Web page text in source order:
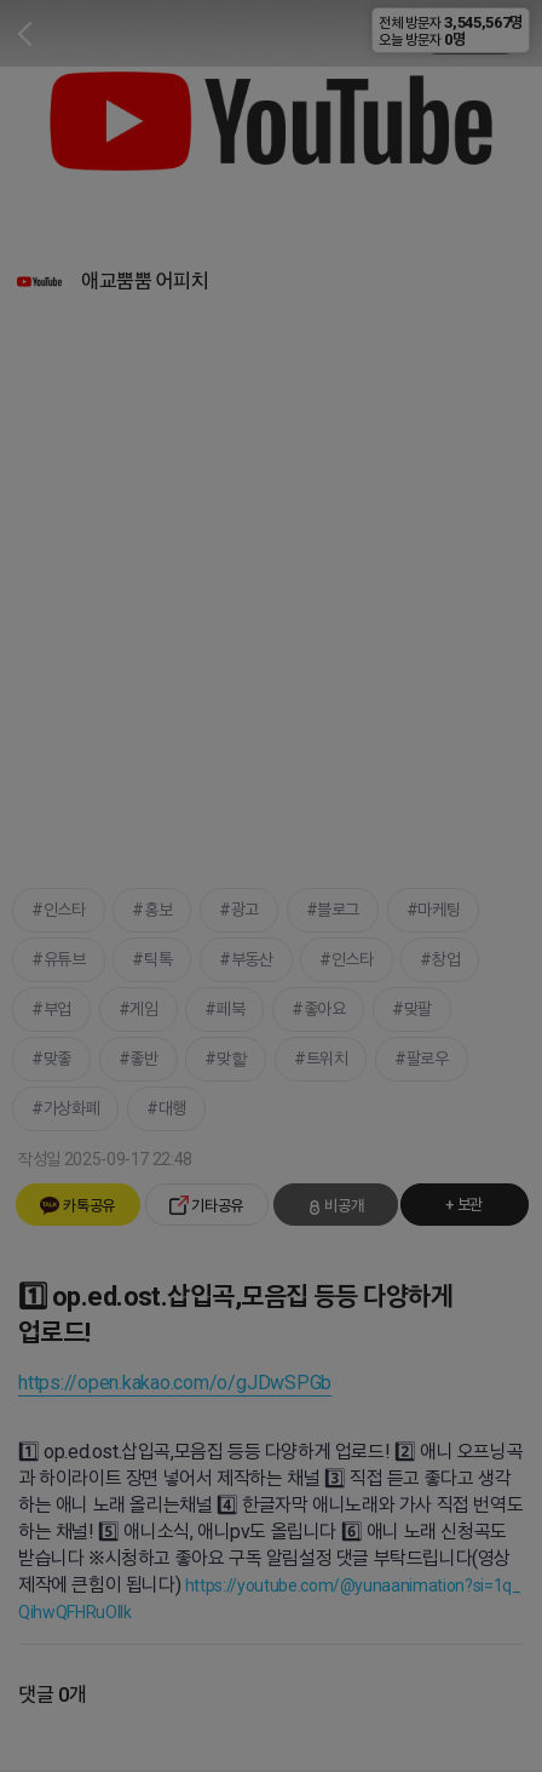
비공개
애교뿜뿜 어피치
인스타 홍보 광고 블로그 마케팅
유튜브 틱톡 부동산 인스타 창업
부업 게임 페북 좋아요 맞팔
맞좋 좋반 맞핱 트위치 팔로우
가상화폐 대행
작성일 2025-09-17 22:48
카톡공유 기타공유 비공개 + 보관
1️⃣ op.ed.ost.삽입곡,모음집 등등 다양하게
업로드!
https://open.kakao.com/o/gJDwSPGb
1️⃣ op.ed.ost.삽입곡,모음집 등등 다양하게 업로드! 2️⃣ 애니 오프닝곡
과 하이라이트 장면 넣어서 제작하는 채널 3️⃣ 직접 듣고 좋다고 생각
하는 애니 노래 올리는채널 4️⃣ 한글자막 애니노래와 가사 직접 번역도
하는 채널! 5️⃣ 애니소식, 애니pv도 올립니다 6️⃣ 애니 노래 신청곡도
받습니다 ※시청하고 좋아요 구독 알림설정 댓글 부탁드립니다(영상
제작에 큰힘이 됩니다) https://youtube.com/@yunaanimation?si=1q_
QihwQFHRuOIIk
댓글 0개
전체 방문자 3,545,567명
오늘 방문자 0명